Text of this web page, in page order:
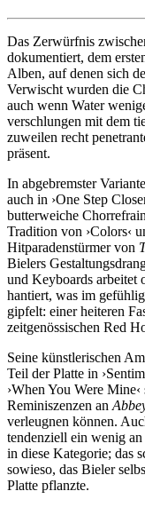
Das Zerwürfnis
dokumentiert, dem
Alben, auf denen sich
Verwischt wurden die
auch wenn Water
verschlungen mit dem
zuweilen recht
präsent.
In abgebremster
auch in ›One Step
butterweiche
Tradition von ›Colors‹
Hitparadenstürmer von
Bielers
und Keyboards arbeitet
hantiert, was im
gipfelt: einer heiteren
zeitgenössischen Red
Seine künstlerischen
Teil der Platte in
›When You Were
Reminiszenzen an
verleugnen können.
tendenziell ein wenig
in diese Kategorie; das
sowieso, das Bieler
Platte pflanzte.